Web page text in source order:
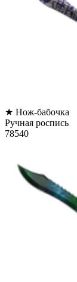
★ Нож-бабочка
Ручная роспись
78540